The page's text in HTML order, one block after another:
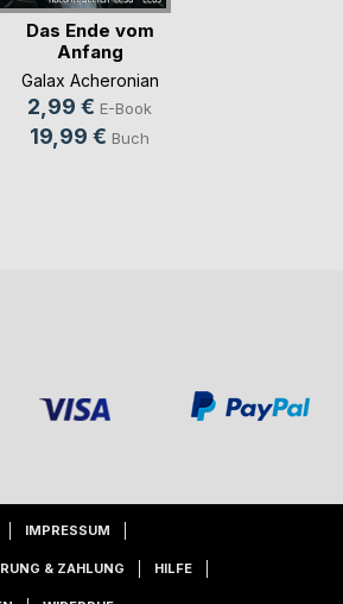
Das Ende vom
Anfang
Galax Acheronian
2,99 € E-Book
19,99 € Buch
IMPRESSUM
& ZAHLUNG HILFE